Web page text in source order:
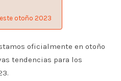
otoño 2023
oficialmente en otoño
tendencias para los